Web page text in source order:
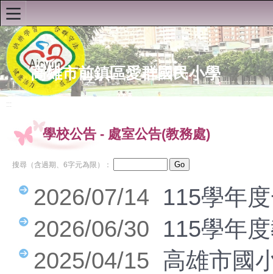
高雄市前鎮區愛群國民小學
:::
首頁
認識愛群
學校公告
處室公告(教務處)
處室公告(學務處)
處室公告(輔導處)
:::
學校公告- 處室公告(教務處)
搜尋（含過期、6字元為限）：
2026/07/14 115學年
2026/06/30 115學年
2025/04/15 高雄市國